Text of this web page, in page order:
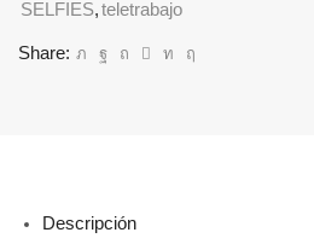
SELFIES,teletrabajo
Share:
Descripción